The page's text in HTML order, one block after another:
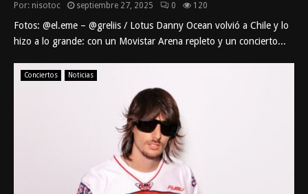
Por: nisotoc septiembre 27, 2025 0 120
Fotos: @el.eme – @greliis / Lotus Danny Ocean volvió a Chile y lo
hizo a lo grande: con un Movistar Arena repleto y un concierto...
Conciertos Noticias